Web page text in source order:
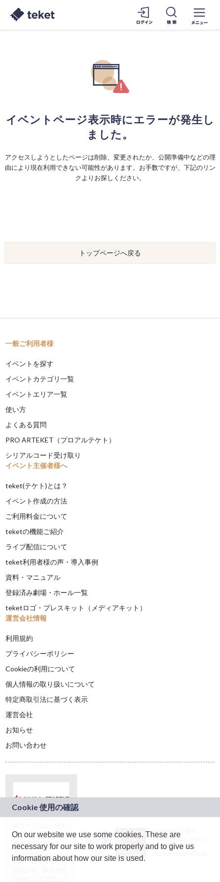
イベントページ表示時にエラーが発生し
ました。
アクセスしようとしたページは削除、変更されたか、公開準備中などの理
由により現在利用できない可能性があります。お手数ですが、下記のリン
クよりお探しください。
トップページへ戻る
一般ご利用者様
イベントを探す
イベントカテゴリ一覧
イベントエリア一覧
使い方
よくある質問
PRO ARTEKET（プロアルテケト）
シリアルコード受け取り
イベント主催者様へ
teket(テケト)とは？
イベント作成の方法
ご利用料金について
teketの機能ご紹介
ライブ配信について
teket利用者様の声・導入事例
資料・マニュアル
登録済み劇場・ホール一覧
teketロゴ・プレスキット（メディアキット）
運営会社情報
利用規約
プライバシーポリシー
Cookieの利用について
個人情報の取り扱いについて
特定商取引法に基づく表示
運営会社
お知らせ
お問い合わせ
ドコモグループの新
規事業創出プログラ
ム「docomo
STARTUP」を通じて
JASRAC許諾番号：
9024936001Y45037
JASRAC許諾番号：
On our website we use some cookies. These are
necessary for our site to work properly and to give us
information about how our site is used.